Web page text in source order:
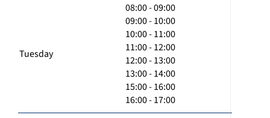
Tuesday
08:00 - 09:00
09:00 - 10:00
10:00 - 11:00
11:00 - 12:00
12:00 - 13:00
13:00 - 14:00
15:00 - 16:00
16:00 - 17:00